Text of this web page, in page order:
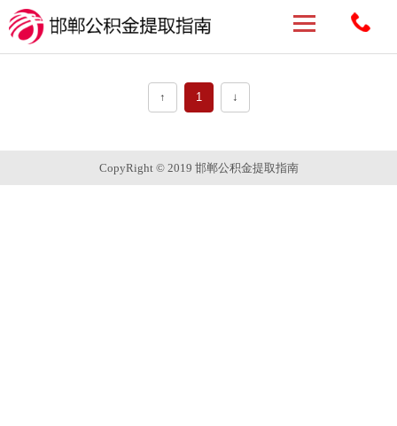
↑ 1 ↓
CopyRight © 2019 邯郸公积金提取指南